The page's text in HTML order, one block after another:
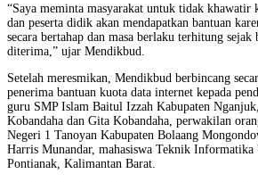
“Saya meminta masyarakat untuk tidak khawatir
dan peserta didik akan mendapatkan bantuan
secara bertahap dan masa berlaku terhitung sejak
diterima,” ujar Mendikbud.
Setelah meresmikan, Mendikbud berbincang
penerima bantuan kuota data internet kepada
guru SMP Islam Baitul Izzah Kabupaten
Kobandaha dan Gita Kobandaha, perwakilan
Negeri 1 Tanoyan Kabupaten Bolaang
Harris Munandar, mahasiswa Teknik Informatika
Pontianak, Kalimantan Barat.